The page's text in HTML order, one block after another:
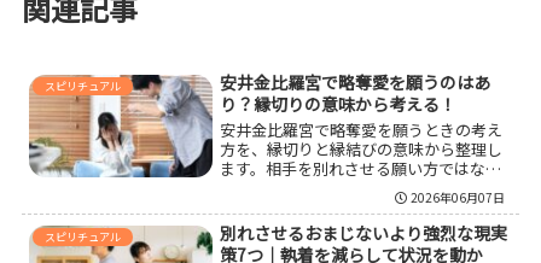
スピリチュアル
安井金比羅宮で略奪愛を願うのはあ
り？縁切りの意味から考える！
安井金比羅宮で略奪愛を願うときの考え
方を、縁切りと縁結びの意味から整理し
ます。相手を別れさせる願い方ではな
く、自分を苦しめる執着や不誠実な関係
を断ち、幸せな良縁を選ぶための参拝姿
勢、形代に書く言葉、参拝後の行動まで
わかりやすく紹介します。
2026年06月07日
スピリチュアル
別れさせるおまじないより強烈な現実
策7つ｜執着を減らして状況を動か